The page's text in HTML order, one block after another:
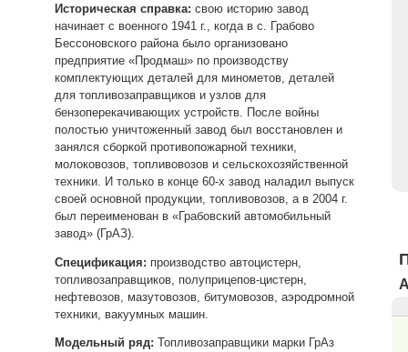
Историческая справка: свою историю завод
начинает с военного 1941 г., когда в с. Грабово
Бессоновского района было организовано
предприятие «Продмаш» по производству
комплектующих деталей для минометов, деталей
для топливозаправщиков и узлов для
бензоперекачивающих устройств. После войны
полостью уничтоженный завод был восстановлен и
занялся сборкой противопожарной техники,
молоковозов, топливовозов и сельскохозяйственной
техники. И только в конце 60-х завод наладил выпуск
своей основной продукции, топливовозов, а в 2004 г.
был переименован в «Грабовский автомобильный
завод» (ГрАЗ).
Спецификация: производство автоцистерн,
топливозаправщиков, полуприцепов-цистерн,
нефтевозов, мазутовозов, битумовозов, аэродромной
техники, вакуумных машин.
Модельный ряд: Топливозаправщики марки ГрАз